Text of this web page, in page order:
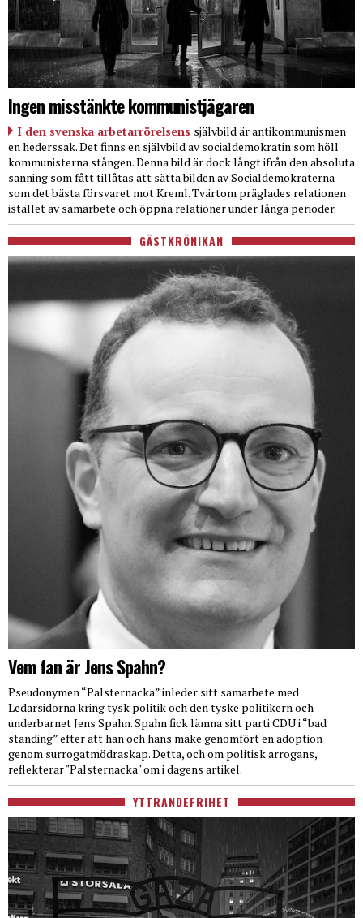
Ingen misstänkte kommunistjägaren
I den svenska arbetarrörelsens självbild är antikommunismen
en hederssak. Det finns en självbild av socialdemokratin som höll
kommunisterna stången. Denna bild är dock långt ifrån den absoluta
sanning som fått tillåtas att sätta bilden av Socialdemokraterna
som det bästa försvaret mot Kreml. Tvärtom präglades relationen
istället av samarbete och öppna relationer under långa perioder.
GÄSTKRÖNIKAN
Vem fan är Jens Spahn?
Pseudonymen “Palsternacka” inleder sitt samarbete med
Ledarsidorna kring tysk politik och den tyske politikern och
underbarnet Jens Spahn. Spahn fick lämna sitt parti CDU i “bad
standing” efter att han och hans make genomfört en adoption
genom surrogatmödraskap. Detta, och om politisk arrogans,
reflekterar "Palsternacka" om i dagens artikel.
YTTRANDEFRIHET